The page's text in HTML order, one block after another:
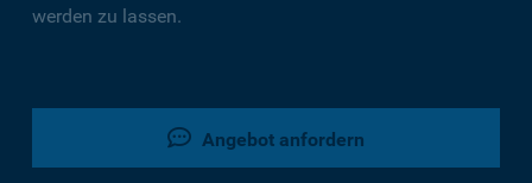
werden zu lassen.
Angebot anfordern